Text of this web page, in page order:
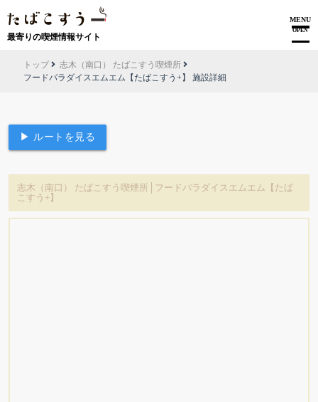
最寄りの喫煙情報サイト
MENU
OPEN
トップ
志木（南口） たばこすう喫煙所
フードパラダイスエムエム【たばこすう+】 施設詳細
▶ ルートを見る
志木（南口） たばこすう喫煙所│フードパラダイスエムエム【たば
こすう+】